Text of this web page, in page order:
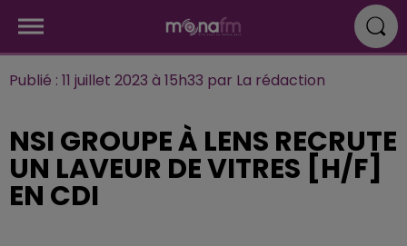
Publié : 11 juillet 2023 à 15h33 par La rédaction
NSI GROUPE À LENS RECRUTE
UN LAVEUR DE VITRES [H/F]
EN CDI